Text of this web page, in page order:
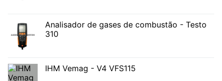
Analisador de gases de combustão - Testo
310
IHM Vemag - V4 VFS115